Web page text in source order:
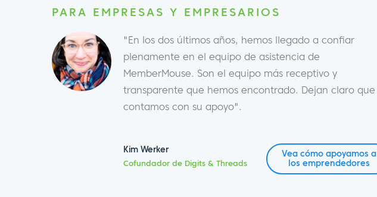
PARA EMPRESAS Y EMPRESARIOS
"En los dos últimos años, hemos llegado a confiar
plenamente en el equipo de asistencia de
MemberMouse. Son el equipo más receptivo y
transparente que hemos encontrado. Dejan claro que
contamos con su apoyo".
Kim Werker
Cofundador de Digits & Threads
Vea cómo apoyamos a
los emprendedores